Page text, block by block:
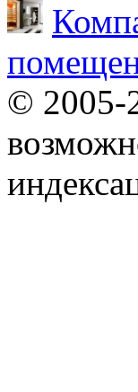
© 2005-